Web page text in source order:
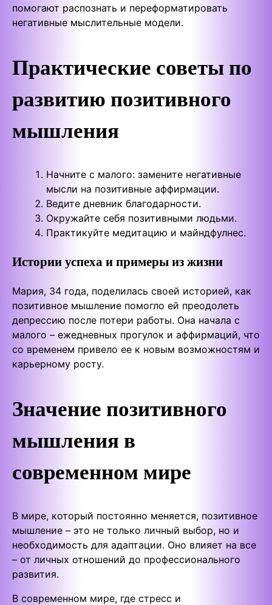
помогают распознать и переформатировать
негативные мыслительные модели.
Практические советы по
развитию позитивного
мышления
Начните с малого: замените негативные
мысли на позитивные аффирмации.
Ведите дневник благодарности.
Окружайте себя позитивными людьми.
Практикуйте медитацию и майндфулнес.
Истории успеха и примеры из жизни
Мария, 34 года, поделилась своей историей, как
позитивное мышление помогло ей преодолеть
депрессию после потери работы. Она начала с
малого – ежедневных прогулок и аффирмаций, что
со временем привело ее к новым возможностям и
карьерному росту.
Значение позитивного
мышления в
современном мире
В мире, который постоянно меняется, позитивное
мышление – это не только личный выбор, но и
необходимость для адаптации. Оно влияет на все
– от личных отношений до профессионального
развития.
В современном мире, где стресс и